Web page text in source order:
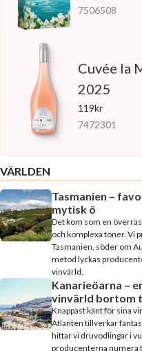
7506508
Cuvée la
2025
119kr
7472301
VÄRLDEN
Tasmanien –
mytisk ö
Det kom som en
och komplexa toner. Vi
Tasmanien, söder om
metod lyckas
vinvärld.
Kanarieöarna –
vinvärld bortom
Knappast känt för sina
Atlanten tillverkar
hittar vi druvodlingar i
producenterna numera